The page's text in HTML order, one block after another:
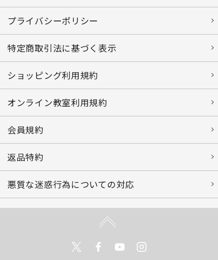
プライバシーポリシー
特定商取引法に基づく表示
ショッピング利用規約
オンライン教室利用規約
会員規約
返品特約
悪質な迷惑行為についての対応
TwitterFacebookYoutube